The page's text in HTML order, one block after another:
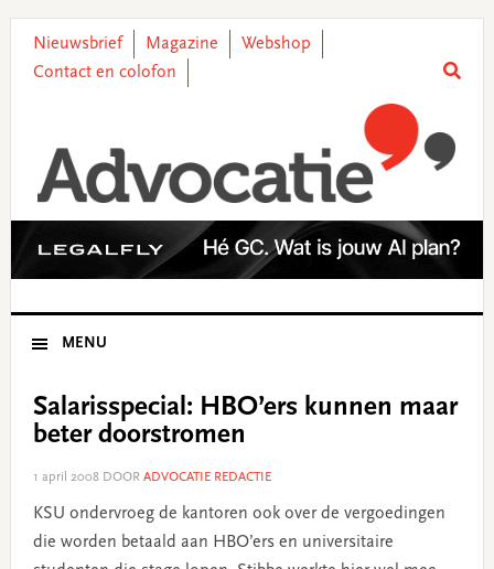
primary
main
primary
footer
Nieuwsbrief Magazine
Webshop
Contact en colofon
MENU
Salarisspecial: HBO’ers kunnen maar
beter doorstromen
1 april 2008DOOR ADVOCATIE REDACTIE
KSU ondervroeg de kantoren ook over de vergoedingen
die worden betaald aan HBO’ers en universitaire